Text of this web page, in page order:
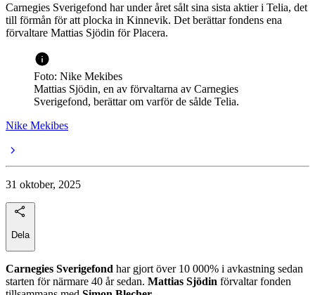
Carnegies Sverigefond har under året sålt sina sista aktier i Telia, det
till förmån för att plocka in Kinnevik. Det berättar fondens ena
förvaltare Mattias Sjödin för Placera.
Foto: Nike Mekibes
Mattias Sjödin, en av förvaltarna av Carnegies
Sverigefond, berättar om varför de sålde Telia.
Nike Mekibes
31 oktober, 2025
Dela
Carnegies Sverigefond har gjort över 10 000% i avkastning sedan
starten för närmare 40 år sedan. Mattias Sjödin förvaltar fonden